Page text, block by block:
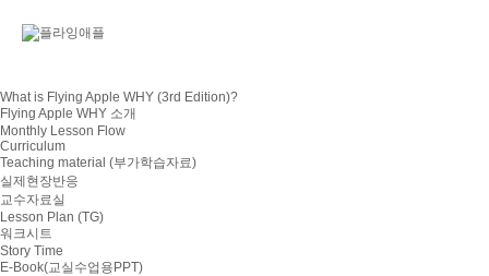
What is Flying Apple WHY (3rd Edition)?
Flying Apple WHY 소개
Monthly Lesson Flow
Curriculum
Teaching material (부가학습자료)
실제현장반응
교수자료실
Lesson Plan (TG)
워크시트
Story Time
E-Book(교실수업용PPT)